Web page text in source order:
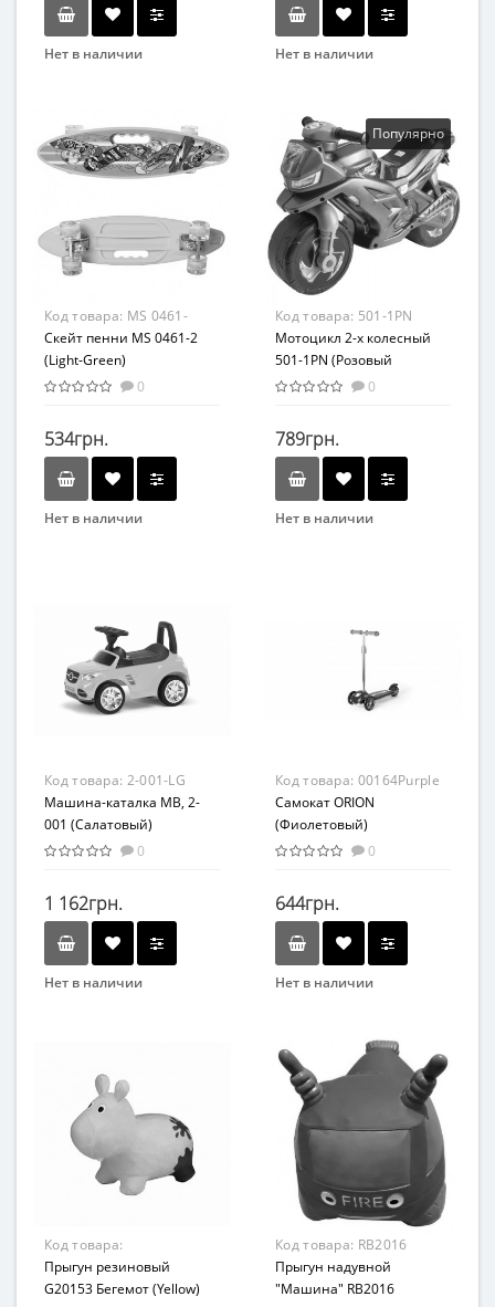
Нет в наличии
Возрастная группа
От 3 лет
Нет в наличии
Возрастная группа
От 1 года
Материал
Резина
Код товара: MS 0461-
2(Light-Green)
Скейт пенни MS 0461-2
(Light-Green)
0
534грн.
Нет в наличии
Популярно
Код товара: 501-1PN
Мотоцикл 2-х колесный
501-1PN (Розовый
Перламутр)
0
789грн.
Нет в наличии
Код товара: 2-001-LG
Машина-каталка MB, 2-
001 (Салатовый)
0
1 162грн.
Нет в наличии
Код товара: 00164Purple
Самокат ORION
(Фиолетовый)
0
644грн.
Нет в наличии
Возрастная группа
От 3 лет
Код товара:
G20153(Yellow)
Прыгун резиновый
G20153 Бегемот (Yellow)
Код товара: RB2016
Прыгун надувной
"Машина" RB2016